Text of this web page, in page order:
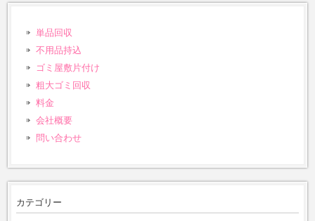
単品回収
不用品持込
ゴミ屋敷片付け
粗大ゴミ回収
料金
会社概要
問い合わせ
カテゴリー